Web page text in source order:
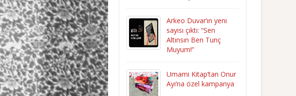
Arkeo Duvar’ın yeni
sayısı çıktı: “Sen
Altınsın Ben Tunç
Muyum!”
Umami Kitap’tan Onur
Ayı’na özel kampanya